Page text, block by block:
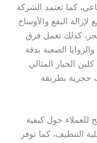
كما تعتمد الشركة
البقع والأوساخ
كذلك تعمل فرق
الصعبة بدقة
الخيار المثالي
بطريقة
للعملاء حول كيفية
التنظيف، كما توفر